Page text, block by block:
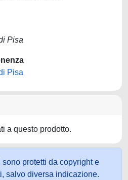
Pisa
Pisa
a questo prodotto.
sono protetti da copyright e
salvo diversa indicazione.